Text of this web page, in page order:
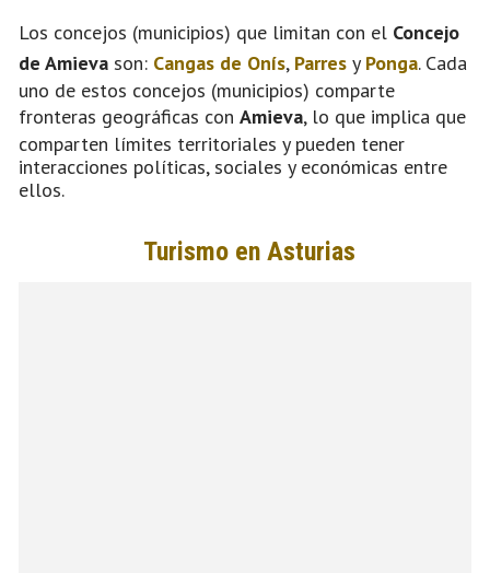
Los concejos (municipios) que limitan con el Concejo
de Amieva son: Cangas de Onís, Parres y Ponga. Cada
uno de estos concejos (municipios) comparte
fronteras geográficas con Amieva, lo que implica que
comparten límites territoriales y pueden tener
interacciones políticas, sociales y económicas entre
ellos.